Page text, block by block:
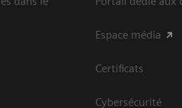
Espace média
Certificats
Cybersécurité